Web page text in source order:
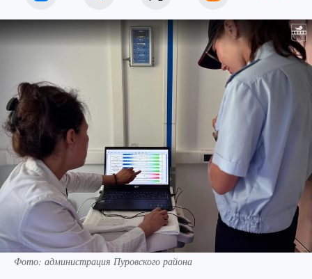
Фото: администрация Пуровского района